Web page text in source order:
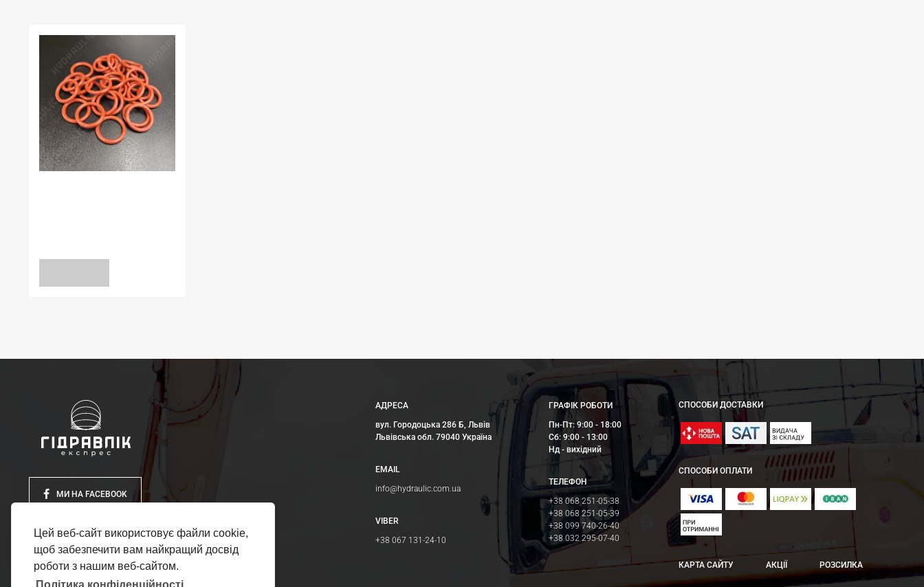
Цей веб-сайт використовує файли cookie,
щоб забезпечити вам найкращий досвід
роботи з нашим веб-сайтом.
МИ НА FACEBOOK
АДРЕСА
вул. Городоцька 286 Б, Львів
Львівська обл. 79040 Україна
EMAIL
info@hydraulic.com.ua
VIBER
+38 067 131-24-10
ГРАФІК РОБОТИ
Пн-Пт: 9:00 - 18:00
Сб: 9:00 - 13:00
Нд - вихідний
ТЕЛЕФОН
+38 068 251-05-38
+38 068 251-05-39
+38 099 740-26-40
+38 032 295-07-40
СПОСОБИ ДОСТАВКИ
СПОСОБИ ОПЛАТИ
КАРТА САЙТУ АКЦІЇ РОЗСИЛКА